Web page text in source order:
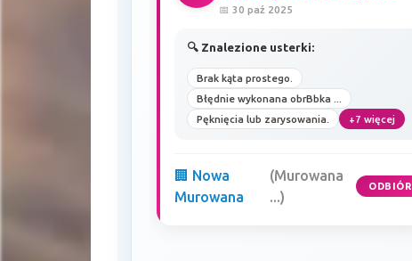
📅 30 paź 2025
🔍 Znalezione usterki:
Brak kąta prostego.
Błędnie wykonana obrBbka ...
Pęknięcia lub zarysowania.
+7 więcej
🏢 Nowa
Murowana
(Murowana
...)
ODBIÓR